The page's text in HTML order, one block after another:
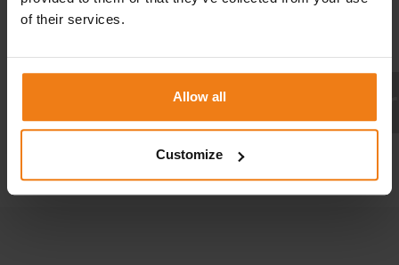
of their services.
Allow all
Customize
Cooperation with universities
CONTACT